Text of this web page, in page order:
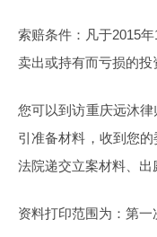
索赔条件：凡于2015
卖出或持有而亏损的
您可以到访重庆远沐
引准备材料，收到您
法院递交立案材料、出
资料打印范围为：第一